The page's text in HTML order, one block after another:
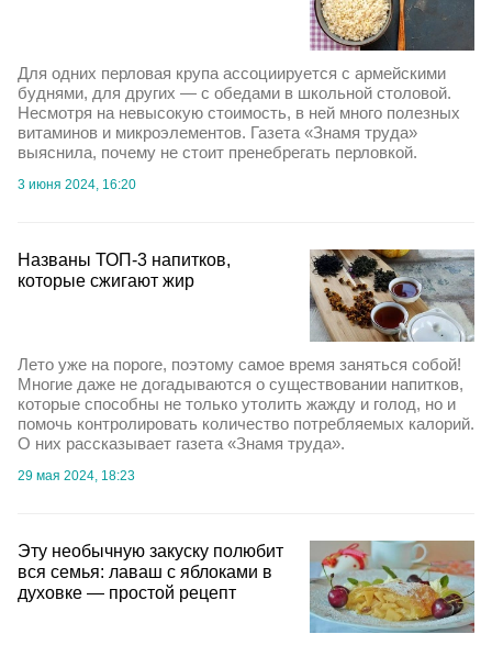
Для одних перловая крупа ассоциируется с армейскими
буднями, для других — с обедами в школьной столовой.
Несмотря на невысокую стоимость, в ней много полезных
витаминов и микроэлементов. Газета «Знамя труда»
выяснила, почему не стоит пренебрегать перловкой.
3 июня 2024, 16:20
Названы ТОП-3 напитков,
которые сжигают жир
Лето уже на пороге, поэтому самое время заняться собой!
Многие даже не догадываются о существовании напитков,
которые способны не только утолить жажду и голод, но и
помочь контролировать количество потребляемых калорий.
О них рассказывает газета «Знамя труда».
29 мая 2024, 18:23
Эту необычную закуску полюбит
вся семья: лаваш с яблоками в
духовке — простой рецепт